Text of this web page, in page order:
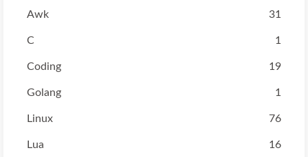
Awk 31
C 1
Coding 19
Golang 1
Linux 76
Lua 16